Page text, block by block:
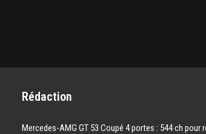
Rédaction
Mercedes-AMG GT 53 Coupé 4 portes : 544 ch